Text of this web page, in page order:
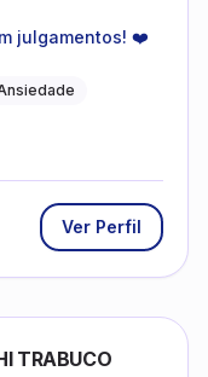
julgamentos! ❤️
Ver Perfil
TRABUCO